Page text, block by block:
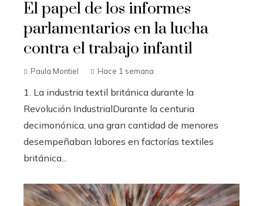
El papel de los informes
parlamentarios en la lucha
contra el trabajo infantil
Paula Montiel Hace 1 semana
1. La industria textil británica durante la
Revolución IndustrialDurante la centuria
decimonónica, una gran cantidad de menores
desempeñaban labores en factorías textiles
británica...